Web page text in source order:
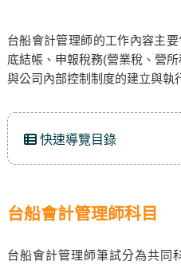
台船會計管理師的工作內容主
底結帳、申報稅務(營業稅、營
與公司內部控制制度的建立與執
快速導覽目錄
台船會計管理師科目
台船會計管理師筆試分為共同